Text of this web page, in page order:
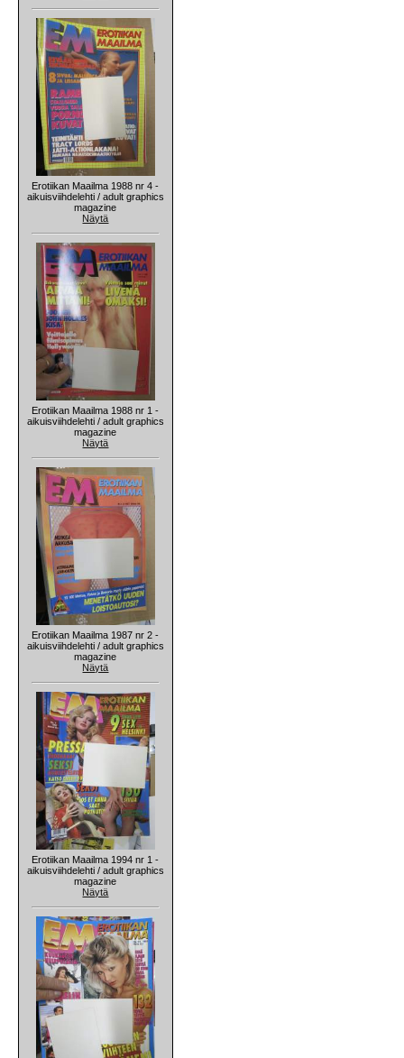
Erotiikan Maailma 1988 nr 4 -
aikuisviihdelehti / adult graphics
magazine
Näytä
Erotiikan Maailma 1988 nr 1 -
aikuisviihdelehti / adult graphics
magazine
Näytä
Erotiikan Maailma 1987 nr 2 -
aikuisviihdelehti / adult graphics
magazine
Näytä
Erotiikan Maailma 1994 nr 1 -
aikuisviihdelehti / adult graphics
magazine
Näytä